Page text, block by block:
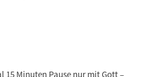
15 Minuten Pause nur mit Gott –